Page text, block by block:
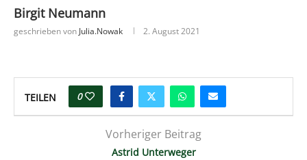
Birgit Neumann
geschrieben von Julia.nowak 2. August 2021
TEILEN 0
Vorheriger Beitrag
Astrid Unterweger